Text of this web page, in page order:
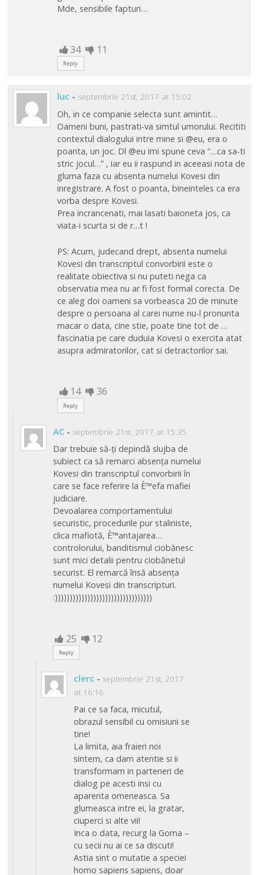
Mde, sensibile fapturi…
34 11
Reply
luc - septembrie 21st, 2017 at 15:02
Oh, in ce companie selecta sunt amintit…
Oameni buni, pastrati-va simtul umorului. Recititi
contextul dialogului intre mine si @eu, era o
poanta, un joc. Dl @eu imi spune ceva “…ca sa-ti
stric jocul…” , iar eu ii raspund in aceeasi nota de
gluma faza cu absenta numelui Kovesi din
inregistrare. A fost o poanta, bineinteles ca era
vorba despre Kovesi.
Prea incrancenati, mai lasati baioneta jos, ca
viata-i scurta si de r…t !
PS: Acum, judecand drept, absenta numelui
Kovesi din transcriptul convorbirii este o
realitate obiectiva si nu puteti nega ca
observatia mea nu ar fi fost formal corecta. De
ce aleg doi oameni sa vorbeasca 20 de minute
despre o persoana al carei nume nu-l pronunta
macar o data, cine stie, poate tine tot de …
fascinatia pe care duduia Kovesi o exercita atat
asupra admiratorilor, cat si detractorilor sai.
14 36
Reply
AC - septembrie 21st, 2017 at 15:35
Dar trebuie să-ți depindă slujba de
subiect ca să remarci absența numelui
Kovesi din transcriptul convorbirii în
care se face referire la È™efa mafiei
judiciare.
Devoalarea comportamentului
securistic, procedurile pur staliniste,
clica mafiotă, È™antajarea…
controlorului, banditismul ciobănesc
sunt mici detalii pentru ciobănetul
securist. El remarcă însă absența
numelui Kovesi din transcripturi.
:)))))))))))))))))))))))))))))))))
25 12
Reply
clerc - septembrie 21st, 2017
at 16:16
Pai ce sa faca, micutul,
obrazul sensibil cu omisiuni se
tine!
La limita, aia fraieri noi
sintem, ca dam atentie si ii
transformam in parteneri de
dialog pe acesti insi cu
aparenta omeneasca. Sa
glumeasca intre ei, la gratar,
ciuperci si alte vii!
Inca o data, recurg la Goma –
cu secii nu ai ce sa discuti!
Astia sint o mutatie a speciei
homo sapiens sapiens, doar